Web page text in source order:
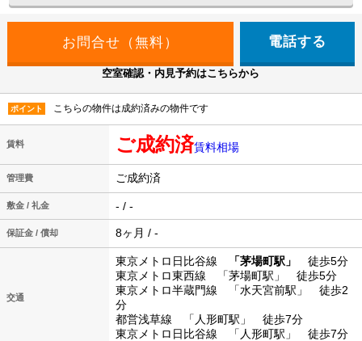
電話する
空室確認・内見予約はこちらから
ポイント こちらの物件は成約済みの物件です
賃料 ご成約済賃料相場
管理費 ご成約済
敷金 / 礼金 - / -
保証金 / 償却 8ヶ月 / -
交通
東京メトロ日比谷線 「茅場町駅」
徒歩5分
東京メトロ東西線 「茅場町駅」 徒歩5分
東京メトロ半蔵門線 「水天宮前駅」 徒歩2
分
都営浅草線 「人形町駅」 徒歩7分
東京メトロ日比谷線 「人形町駅」 徒歩7分